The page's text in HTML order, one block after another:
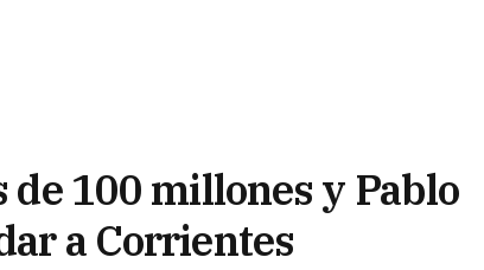
100 millones y Pablo
a Corrientes